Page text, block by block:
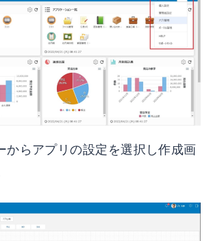
からアプリの設定を選択し作成画